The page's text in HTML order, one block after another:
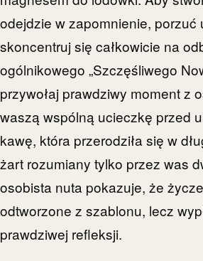
odejdzie w zapomnienie, porzuć
skoncentruj się całkowicie na
ogólnikowego „Szczęśliwego
przywołaj prawdziwy moment z
waszą wspólną ucieczkę przed
kawę, która przerodziła się w
żart rozumiany tylko przez was
osobista nuta pokazuje, że
odtworzone z szablonu, lecz
prawdziwej refleksji.